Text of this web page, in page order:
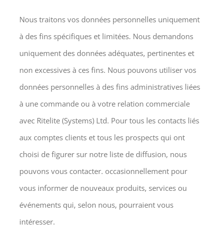
Nous traitons vos données personnelles uniquement
à des fins spécifiques et limitées. Nous demandons
uniquement des données adéquates, pertinentes et
non excessives à ces fins. Nous pouvons utiliser vos
données personnelles à des fins administratives liées
à une commande ou à votre relation commerciale
avec Ritelite (Systems) Ltd. Pour tous les contacts liés
aux comptes clients et tous les prospects qui ont
choisi de figurer sur notre liste de diffusion, nous
pouvons vous contacter. occasionnellement pour
vous informer de nouveaux produits, services ou
événements qui, selon nous, pourraient vous
intéresser.